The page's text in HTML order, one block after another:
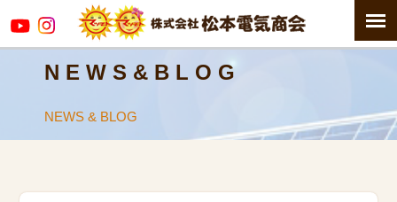
N E W S & B L O G
NEWS & BLOG